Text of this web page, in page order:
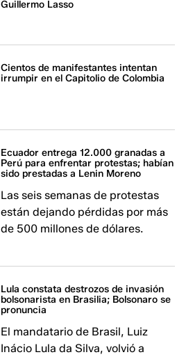
Guillermo Lasso
Cientos de manifestantes intentan
irrumpir en el Capitolio de Colombia
Ecuador entrega 12.000 granadas a
Perú para enfrentar protestas; habían
sido prestadas a Lenin Moreno
Las seis semanas de protestas
están dejando pérdidas por más
de 500 millones de dólares.
Lula constata destrozos de invasión
bolsonarista en Brasilia; Bolsonaro se
pronuncia
El mandatario de Brasil, Luiz
Inácio Lula da Silva, volvió a